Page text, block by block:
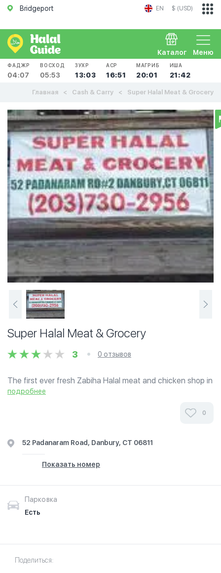
Bridgeport EN $ (USD)
Меню
Каталог
ФАДЖР
04:07
ВОСХОД
05:53
ЗУХР
13:03
АСР
16:51
МАГРИБ
20:01
ИША
21:42
Главная Cash & Carry Super Halal Meat & Grocery
Super Halal Meat & Grocery
3 0 отзывов
The first ever fresh Zabiha Halal meat and chicken shop in
the Danbury, CT area.
подробнее
0
52 Padanaram Road, Danbury, CT 06811
Показать номер
Парковка
Есть
Поделиться: